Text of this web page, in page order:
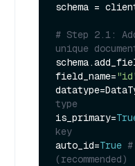
schema =
# Step 2.1:
unique
field_name=
type
is_primary=
key
auto_id=True
(recommended)